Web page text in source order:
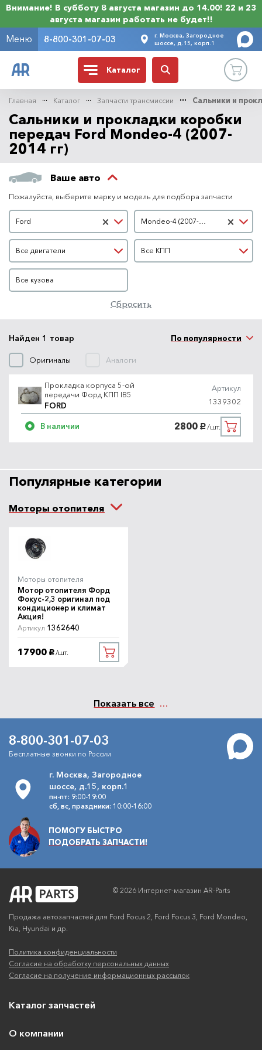
Внимание! В субботу 8 августа магазин до 14.00! 22 и 23
августа магазин работать не будет!!
Меню 8-800-301-07-03
г. Москва, Загородное
шоссе, д.15, корп.1
Каталог
Главная Каталог Запчасти трансмиссии Сальники и
Сальники и прокладки коробки
передач Ford Mondeo-4 (2007-
2014 гг)
Ваше авто
Пожалуйста, выберите марку и модель для подбора запчасти
Марка автомобиля
×
Ford
Модель автомобиля
×
Mondeo-4 (2007-2014 гг)
Двигатель
Все двигатели
КПП
Все КПП
Кузов
Все кузова
Сбросить
Найден 1 товар
Оригиналы Аналоги
По популярности
Прокладка корпуса 5-ой
передачи Форд КПП IB5
FORD
Артикул
1339302
В наличии 2800 руб./шт.
Популярные категории
Моторы отопителя
Моторы отопителя
Мотор отопителя Форд
Фокус-2,3 оригинал под
кондиционер и климат
Акция!
Артикул 1362640
17900 руб. /шт.
Показать все
8-800-301-07-03
Бесплатные звонки по России
г. Москва, Загородное
шоссе, д.15, корп.1
пн-пт: 9:00-19:00
сб, вс, праздники: 10:00-16:00
ПОМОГУ БЫСТРО
ПОДОБРАТЬ ЗАПЧАСТИ!
© 2026 Интернет-магазин AR-Parts
Продажа автозапчастей для Ford Focus 2, Ford Focus 3, Ford Mondeo,
Kia, Hyundai и др.
Политика конфиденциальности
Согласие на обработку персональных данных
Согласие на получение информационных рассылок
Каталог запчастей
О компании